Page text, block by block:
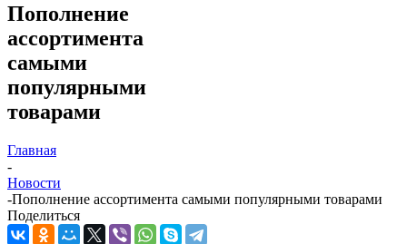
Пополнение
ассортимента
самыми
популярными
товарами
Главная
-
Новости
-Пополнение ассортимента самыми популярными товарами
Поделиться